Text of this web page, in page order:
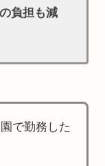
負担も減
で勤務した